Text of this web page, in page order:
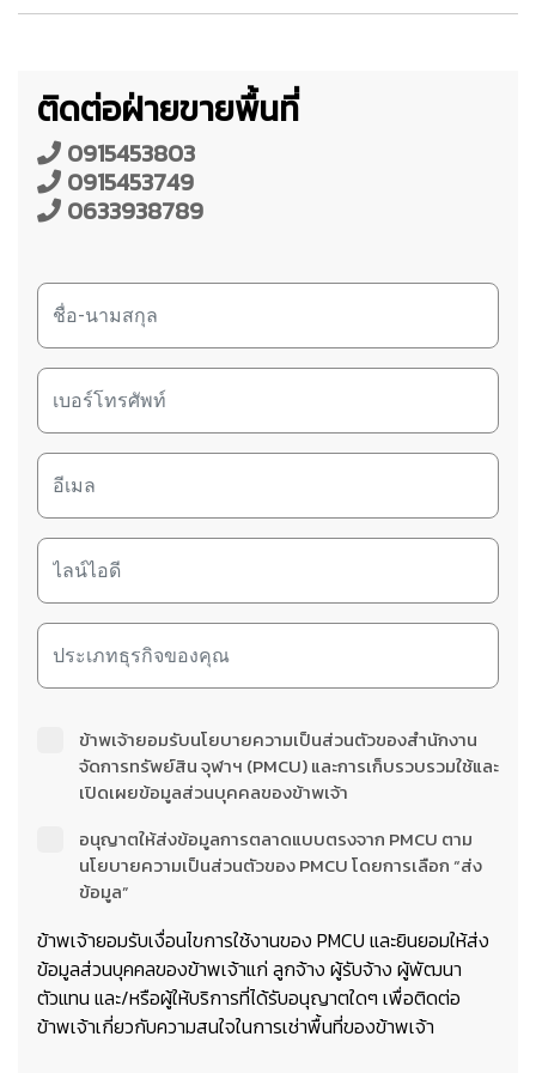
ติดต่อฝ่ายขายพื้นที่
0915453803
0915453749
0633938789
ข้าพเจ้ายอมรับนโยบายความเป็นส่วนตัวของสำนักงาน
จัดการทรัพย์สิน จุฬาฯ (PMCU) และการเก็บรวบรวมใช้และ
เปิดเผยข้อมูลส่วนบุคคลของข้าพเจ้า
อนุญาตให้ส่งข้อมูลการตลาดแบบตรงจาก PMCU ตาม
นโยบายความเป็นส่วนตัวของ PMCU โดยการเลือก “ส่ง
ข้อมูล”
ข้าพเจ้ายอมรับเงื่อนไขการใช้งานของ PMCU และยินยอมให้ส่ง
ข้อมูลส่วนบุคคลของข้าพเจ้าแก่ ลูกจ้าง ผู้รับจ้าง ผู้พัฒนา
ตัวแทน และ/หรือผู้ให้บริการที่ได้รับอนุญาตใดๆ เพื่อติดต่อ
ข้าพเจ้าเกี่ยวกับความสนใจในการเช่าพื้นที่ของข้าพเจ้า